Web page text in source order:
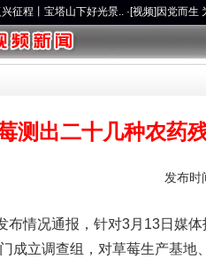
塔山下好光景..·[视频]因党而生 为党而
测出二十几种农药
发布时
情况通报，针对3月13日媒体
成立调查组，对草莓生产基